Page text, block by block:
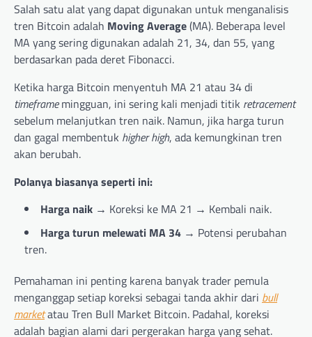
Salah satu alat yang dapat digunakan untuk menganalisis
tren Bitcoin adalah Moving Average(MA). Beberapa level
MA yang sering digunakan adalah 21, 34, dan 55, yang
berdasarkan pada deret Fibonacci.
Ketika harga Bitcoin menyentuh MA 21 atau 34 di
timeframemingguan, ini sering kali menjadi titik retracement
sebelum melanjutkan tren naik. Namun, jika harga turun
dan gagal membentuk higher high, ada kemungkinan tren
akan berubah.
Polanya biasanya seperti ini:
Harga naik → Koreksi ke MA 21 → Kembali naik.
Harga turun melewati MA 34 → Potensi perubahan
tren.
Pemahaman ini penting karena banyak trader pemula
menganggap setiap koreksi sebagai tanda akhir dari bull
marketatau Tren Bull Market Bitcoin. Padahal, koreksi
adalah bagian alami dari pergerakan harga yang sehat.